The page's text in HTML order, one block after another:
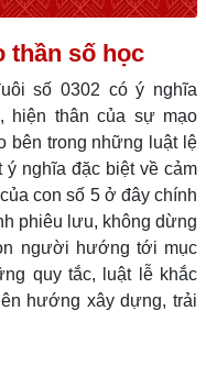
thần số học
số 0302 có ý nghĩa
hiện thân của sự mạo
bên trong những luật lệ
ý nghĩa đặc biệt về cảm
con số 5 ở đây chính
phiêu lưu, không dừng
người hướng tới mục
quy tắc, luật lễ khắc
hướng xây dựng, trải